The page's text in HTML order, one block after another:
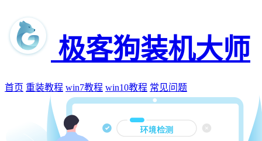
极客狗装机大师
首页 重装教程 win7教程 win10教程 常见问题